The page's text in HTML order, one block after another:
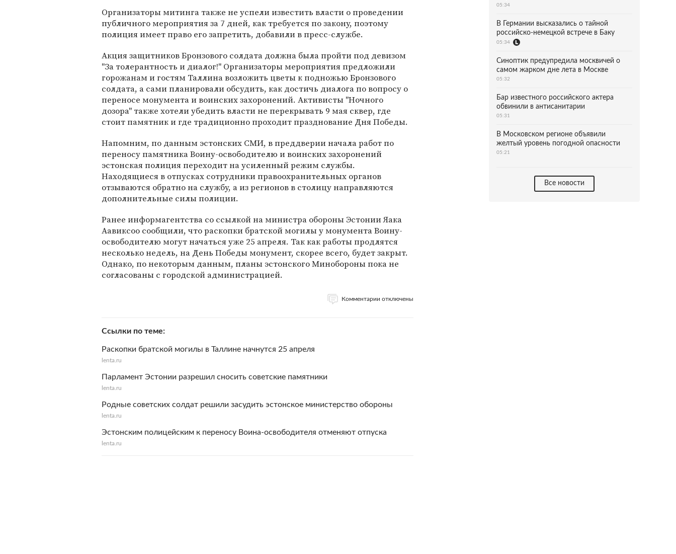
Организаторы митинга также не успели известить власти о проведении
публичного мероприятия за 7 дней, как требуется по закону, поэтому
полиция имеет право его запретить, добавили в пресс-службе.
Акция защитников Бронзового солдата должна была пройти под девизом
"За толерантность и диалог!" Организаторы мероприятия предложили
горожанам и гостям Таллина возложить цветы к подножью Бронзового
солдата, а сами планировали обсудить, как достичь диалога по вопросу о
переносе монумента и воинских захоронений. Активисты "Ночного
дозора" также хотели убедить власти не перекрывать 9 мая сквер, где
стоит памятник и где традиционно проходит празднование Дня Победы.
Напомним, по данным эстонских СМИ, в преддверии начала работ по
переносу памятника Воину-освободителю и воинских захоронений
эстонская полиция переходит на усиленный режим службы.
Находящиеся в отпусках сотрудники правоохранительных органов
отзываются обратно на службу, а из регионов в столицу направляются
дополнительные силы полиции.
Ранее информагентства со ссылкой на министра обороны Эстонии Яака
Аавиксоо сообщили, что раскопки братской могилы у монумента Воину-
освободителю могут начаться уже 25 апреля. Так как работы продлятся
несколько недель, на День Победы монумент, скорее всего, будет закрыт.
Однако, по некоторым данным, планы эстонского Минобороны пока не
согласованы с городской администрацией.
Комментарии отключены
Ссылки по теме
Раскопки братской могилы в Таллине начнутся 25 апреля
lenta.ru
Парламент Эстонии разрешил сносить советские памятники
lenta.ru
Родные советских солдат решили засудить эстонское министерство обороны
lenta.ru
Эстонским полицейским к переносу Воина-освободителя отменяют отпуска
lenta.ru
05:34
В Германии высказались о тайной
российско-немецкой встрече в Баку
05:34
Синоптик предупредила москвичей о
самом жарком дне лета в Москве
05:32
Бар известного российского актера
обвинили в антисанитарии
05:31
В Московском регионе объявили
желтый уровень погодной опасности
05:21
Все новости